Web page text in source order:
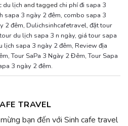
du lịch and tagged chi phí đi sapa 3
sapa 3 ngày 2 đêm, combo sapa 3
2 đêm, Dulichsinhcafetravel, đặt tour
du lịch sapa 3 n ngày, giá tour sapa
lịch sapa 3 ngày 2 đêm, Review địa
,Tour SaPa 3 Ngày 2 Đêm,Tour Sapa
3 ngày 2 đêm.
TRAVEL
bạn đến với Sinh cafe travel